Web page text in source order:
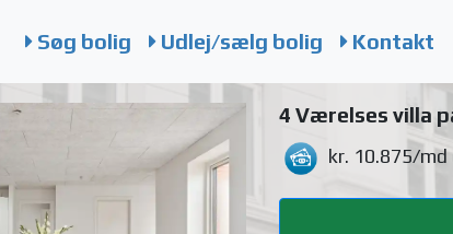
Søg bolig Udlej/sælg bolig Kontakt
4 Værelses villa
kr. 10.875/md